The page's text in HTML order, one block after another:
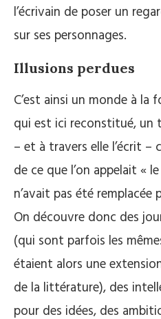
l’écrivain de poser un
sur ses personnages.
Illusions perdues
C’est ainsi un monde à la
qui est ici reconstitué, un
– et à travers elle l’écrit –
de ce que l’on appelait «
n’avait pas été remplacée
On découvre donc des
(qui sont parfois les
étaient alors une
de la littérature), des
pour des idées, des